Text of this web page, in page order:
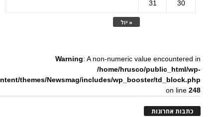
« יול
30
31
Warning: A non-numeric value encountered in
/home/hrusco/public_html/wp-
themes/Newsmag/includes/wp_booster/td_block.php
on line248
כתבות אחרונות